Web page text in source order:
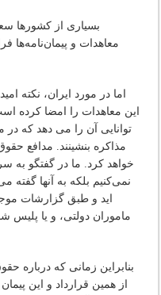
بسیاری از کشورها
معاهدات و پیمان‌نامه‌ها
اما در مورد ایران، نکته
این معاهدات را امضا کرده
توانایی آن را می دهد که
مذاکره بنشینند. مدافع
خواهد کرد. ما در گفتگو
نمی‌کنیم بلکه به آنها
اید و طبق گزارشات
ماموران دولتی، و یا پلیس
بنابراین زمانی که
از همین قرارداد و این